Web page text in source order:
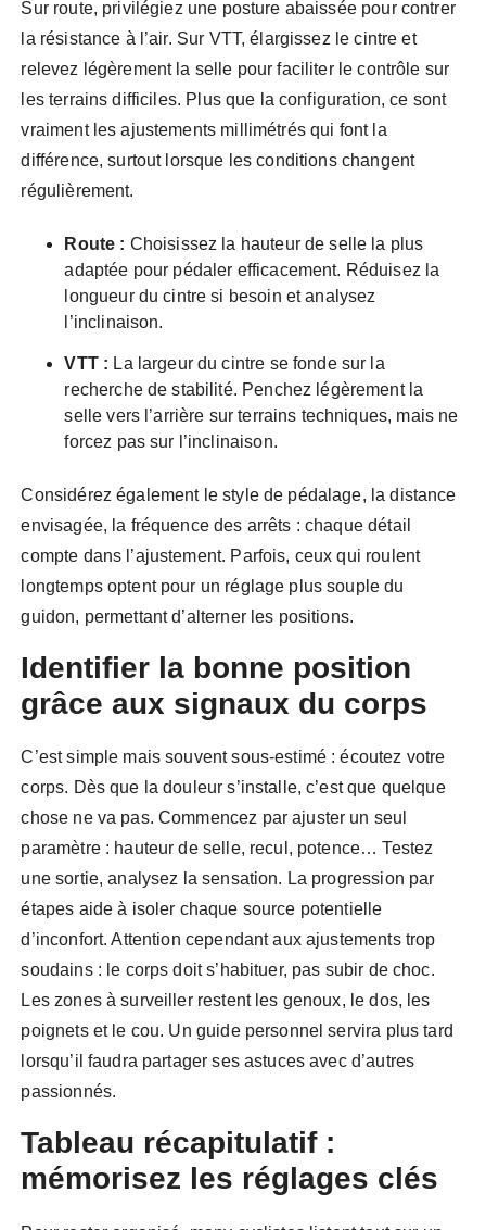
Sur route, privilégiez une posture abaissée pour contrer
la résistance à l’air. Sur VTT, élargissez le cintre et
relevez légèrement la selle pour faciliter le contrôle sur
les terrains difficiles. Plus que la configuration, ce sont
vraiment les ajustements millimétrés qui font la
différence, surtout lorsque les conditions changent
régulièrement.
Route : Choisissez la hauteur de selle la plus
adaptée pour pédaler efficacement. Réduisez la
longueur du cintre si besoin et analysez
l’inclinaison.
VTT : La largeur du cintre se fonde sur la
recherche de stabilité. Penchez légèrement la
selle vers l’arrière sur terrains techniques, mais ne
forcez pas sur l’inclinaison.
Considérez également le style de pédalage, la distance
envisagée, la fréquence des arrêts : chaque détail
compte dans l’ajustement. Parfois, ceux qui roulent
longtemps optent pour un réglage plus souple du
guidon, permettant d’alterner les positions.
Identifier la bonne position
grâce aux signaux du corps
C’est simple mais souvent sous-estimé : écoutez votre
corps. Dès que la douleur s’installe, c’est que quelque
chose ne va pas. Commencez par ajuster un seul
paramètre : hauteur de selle, recul, potence… Testez
une sortie, analysez la sensation. La progression par
étapes aide à isoler chaque source potentielle
d’inconfort. Attention cependant aux ajustements trop
soudains : le corps doit s’habituer, pas subir de choc.
Les zones à surveiller restent les genoux, le dos, les
poignets et le cou. Un guide personnel servira plus tard
lorsqu’il faudra partager ses astuces avec d’autres
passionnés.
Tableau récapitulatif :
mémorisez les réglages clés